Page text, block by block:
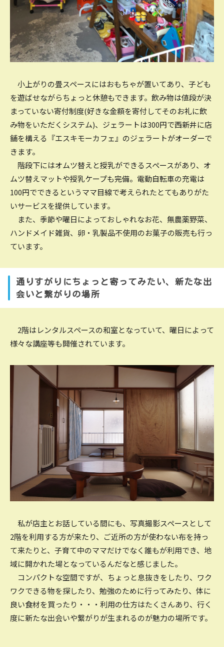
小上がりの畳スペースにはおもちゃが置いてあり、子ども
を遊ばせながらちょっと休憩もできます。飲み物は値段が決
まっていない寄付制度(好きな金額を寄付してそのお礼に飲
み物をいただくシステム)、ジェラートは300円で西新井に店
舗を構える『エスキモーカフェ』のジェラートがオーダーで
きます。
階段下にはオムツ替えと授乳ができるスペースがあり、オ
ムツ替えマットや授乳ケープも完備。電動自転車の充電は
100円でできるというママ目線で考えられたとてもありがた
いサービスを提供しています。
また、季節や曜日によっておしゃれなお花、無農薬野菜、
ハンドメイド雑貨、卵・乳製品不使用のお菓子の販売も行っ
ています。
通りすがりにちょっと寄ってみたい、新たな出
会いと繋がりの場所
2階はレンタルスペースの和室となっていて、曜日によって
様々な講座等も開催されています。
私が店主とお話している間にも、写真撮影スペースとして
2階を利用する方が来たり、ご近所の方が使わない布を持っ
て来たりと、子育て中のママだけでなく誰もが利用でき、地
域に開かれた場となっているんだなと感じました。
コンパクトな空間ですが、ちょっと息抜きをしたり、ワク
ワクできる物を探したり、勉強のために行ってみたり、体に
良い食材を買ったり・・・利用の仕方はたくさんあり、行く
度に新たな出会いや繋がりが生まれるのが魅力の場所です。